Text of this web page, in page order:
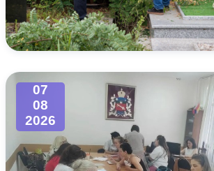
Информация о результатах
проверок
Муниципальный контроль
07
08
2026